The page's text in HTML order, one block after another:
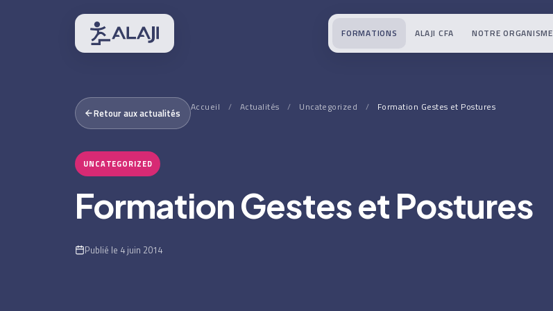
FORMATIONS ALAJI CFA NOTRE ORGANISME
Retour aux actualités Accueil / Actualités / Uncategorized / Formation Gestes et Postures
UNCATEGORIZED
Formation Gestes et Postures
Publié le 4 juin 2014